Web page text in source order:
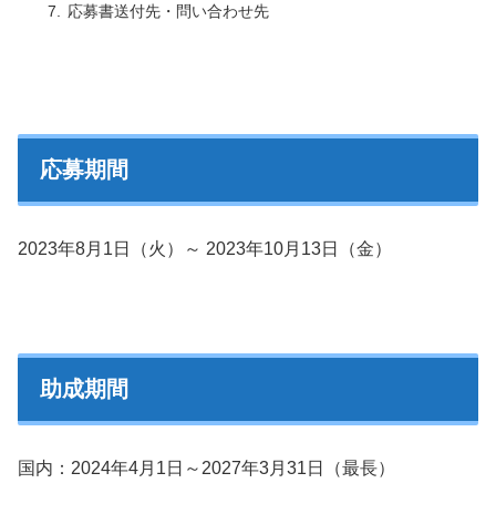
応募書送付先・問い合わせ先
応募期間
2023年8月1日（火）～ 2023年10月13日（金）
助成期間
国内：2024年4月1日～2027年3月31日（最長）